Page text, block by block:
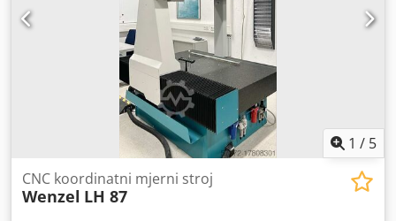
1 / 5
CNC koordinatni mjerni stroj
Wenzel LH 87